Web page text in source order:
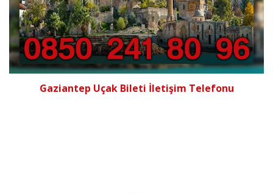
Gaziantep Uçak Bileti İletişim Telefonu